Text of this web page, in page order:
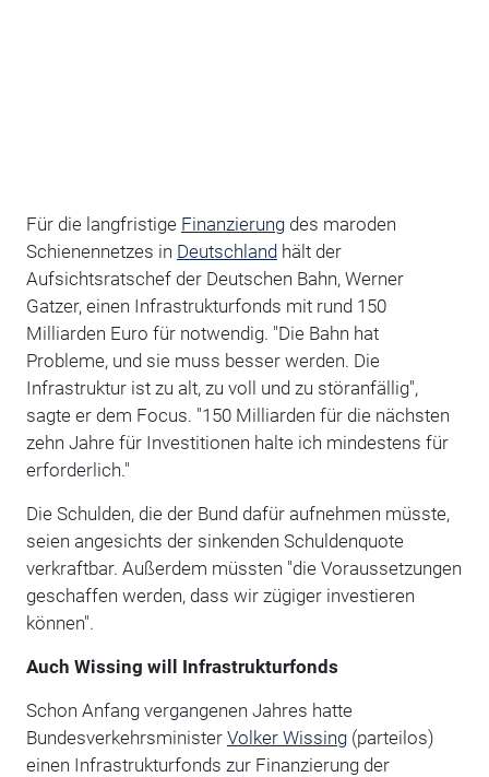
Für die langfristige Finanzierungdes maroden
Schienennetzes in Deutschlandhält der
Aufsichtsratschef der Deutschen Bahn, Werner
Gatzer, einen Infrastrukturfonds mit rund 150
Milliarden Euro für notwendig. "Die Bahn hat
Probleme, und sie muss besser werden. Die
Infrastruktur ist zu alt, zu voll und zu störanfällig",
sagte er dem Focus. "150 Milliarden für die nächsten
zehn Jahre für Investitionen halte ich mindestens für
erforderlich."
Die Schulden, die der Bund dafür aufnehmen müsste,
seien angesichts der sinkenden Schuldenquote
verkraftbar. Außerdem müssten "die Voraussetzungen
geschaffen werden, dass wir zügiger investieren
können".
Auch Wissing will Infrastrukturfonds
Schon Anfang vergangenen Jahres hatte
Bundesverkehrsminister Volker Wissing(parteilos)
einen Infrastrukturfonds zur Finanzierung der